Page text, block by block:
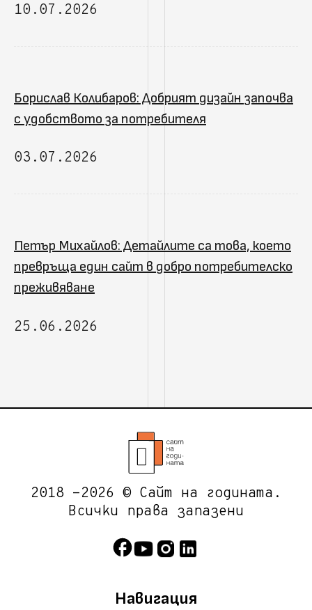
10.07.2026
Борислав Колибаров: Добрият дизайн започва
с удобството за потребителя
03.07.2026
Петър Михайлов: Детайлите са това, което
превръща един сайт в добро потребителско
преживяване
25.06.2026
2018 -2026 © Сайт на годината.
Всички права запазени
Навигация